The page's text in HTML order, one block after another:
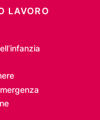
LAVORO